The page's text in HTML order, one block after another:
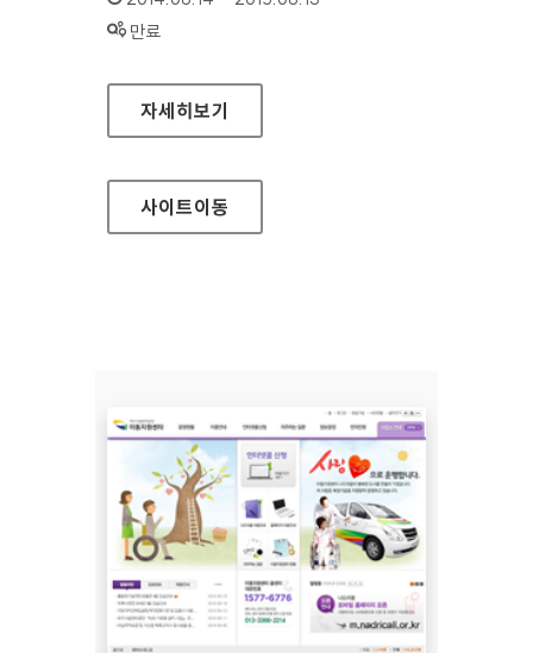
상태 :
만료
5·18 기념재단 홈페이지
자세히보기
사이트이동